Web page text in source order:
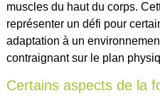
muscles du haut du corps.
représenter un défi pour
adaptation à un
contraignant sur le plan
Certains aspects de la